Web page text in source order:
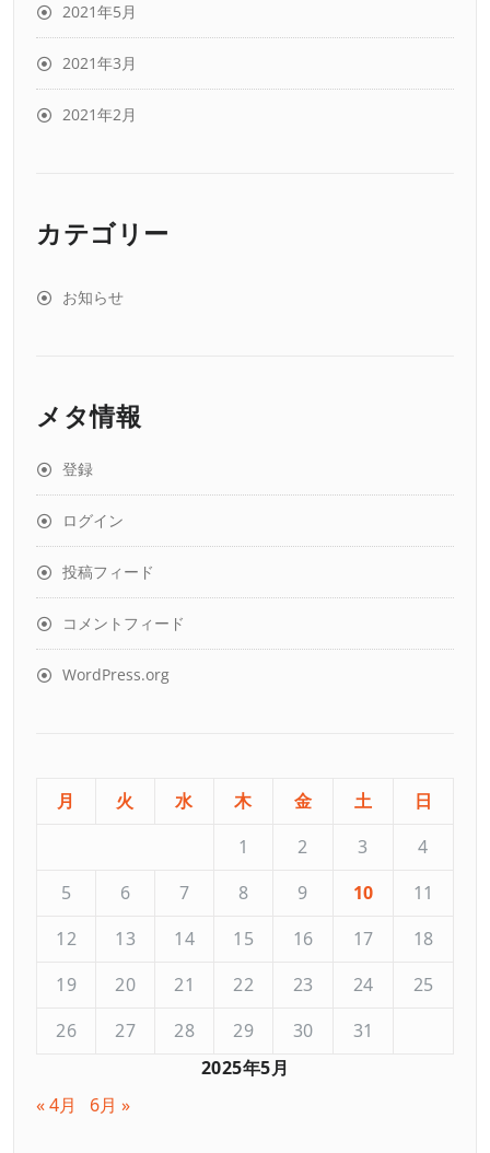
2021年5月
2021年3月
2021年2月
カテゴリー
お知らせ
メタ情報
登録
ログイン
投稿フィード
コメントフィード
WordPress.org
2025年5月
月 火 水 木 金 土
日
1
2 3
4
5
6 7 8 9 10
11
12
13 14 15 16 17
18
19
20 21 22 23 24
25
26
27 28 29 30 31
« 4月 6月 »